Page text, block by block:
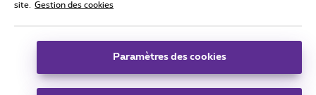
Conditions générales, info consommateur
Coordonnées de l’entreprise
Boulevard du Roi Albert II 27 - B-1030 Bruxelles.
site.
Gestion des cookies
Paramètres des cookies